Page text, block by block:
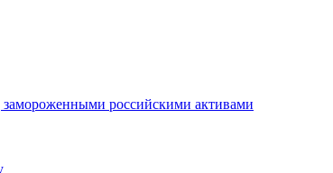
российскими активами